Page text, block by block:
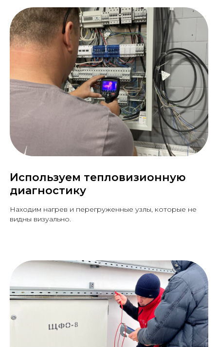
Используем тепловизионную
диагностику
Находим нагрев и перегруженные узлы, которые не
видны визуально.